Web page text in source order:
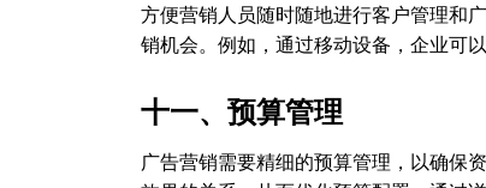
方便营销人员随时随地进行客户管理和
销机会。例如，通过移动设备，企业可
十一、预算管理
广告营销需要精细的预算管理，以确保